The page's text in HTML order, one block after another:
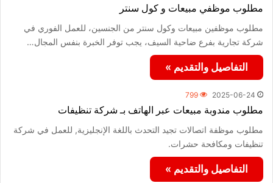
مطلوب موظفي مبيعات و كول سنتر
مطلوب موظفين مبيعات وكول سنتر من الجنسين، للعمل الفوري في
شركة تجارية بفرع ضاحية السيف، يجب توفر الخبرة بنفس المجال…
التفاصيل والتقديم »
2025-06-24
799
مطلوب مندوبة مبيعات عبر الهاتف بـ شركة تنظيفات
مطلوب موظفة اتصالات تجيد التحدث باللغة الإنجليزية, للعمل في شركة
تنظيفات ومكافحة حشرات.
التفاصيل والتقديم »